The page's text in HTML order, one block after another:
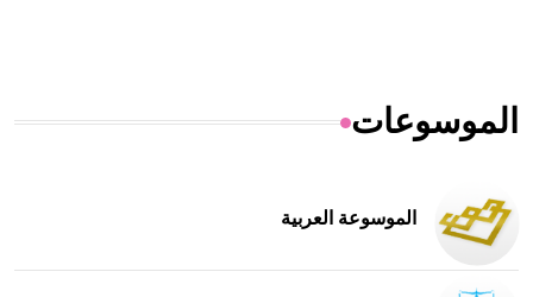
الموسوعات
الموسوعة العربية